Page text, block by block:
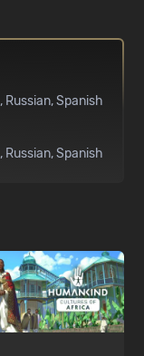
Russian Spanish
Russian Spanish